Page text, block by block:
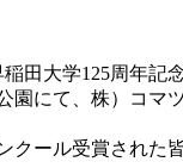
田大学125周年記
園にて、株）コマ
クール受賞された